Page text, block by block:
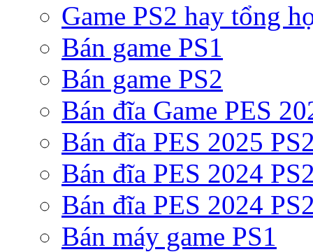
Game PS2 hay tổng
Bán game PS1
Bán game PS2
Bán đĩa Game PES
Bán đĩa PES 2025
Bán đĩa PES 2024
Bán đĩa PES 2024
Bán máy game PS1